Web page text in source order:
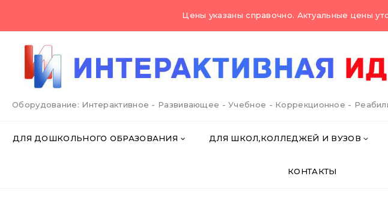
Цены указаны справочно. Актуальные цены
Оборудование: Интерактивное - Развивающее - Учебное - Коррекционное -
ДЛЯ ДОШКОЛЬНОГО ОБРАЗОВАНИЯ ДЛЯ ШКОЛ,КОЛЛЕДЖЕЙ И ВУЗОВ
КОНТАКТЫ